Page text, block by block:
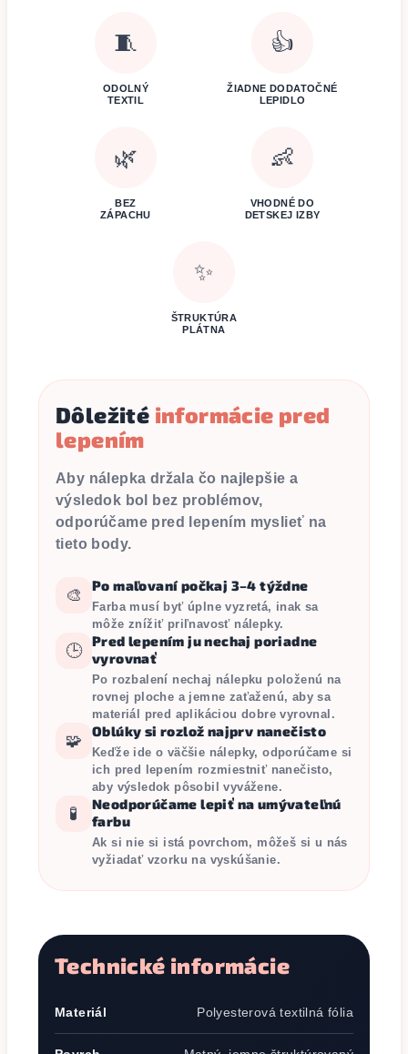
🧵
ODOLNÝ
TEXTIL
👍
ŽIADNE DODATOČNÉ
LEPIDLO
🌿
BEZ
ZÁPACHU
👶
VHODNÉ DO
DETSKEJ IZBY
✨
ŠTRUKTÚRA
PLÁTNA
Dôležité informácie pred
lepením
Aby nálepka držala čo najlepšie a
výsledok bol bez problémov,
odporúčame pred lepením myslieť na
tieto body.
🎨
Po maľovaní počkaj 3–4 týždne
Farba musí byť úplne vyzretá, inak sa
môže znížiť priľnavosť nálepky.
🕒
Pred lepením ju nechaj poriadne
vyrovnať
Po rozbalení nechaj nálepku položenú na
rovnej ploche a jemne zaťaženú, aby sa
materiál pred aplikáciou dobre vyrovnal.
🧩
Oblúky si rozlož najprv nanečisto
Keďže ide o väčšie nálepky, odporúčame si
ich pred lepením rozmiestniť nanečisto,
aby výsledok pôsobil vyvážene.
🧪
Neodporúčame lepiť na umývateľnú
farbu
Ak si nie si istá povrchom, môžeš si u nás
vyžiadať vzorku na vyskúšanie.
Technické informácie
Materiál Polyesterová textilná fólia